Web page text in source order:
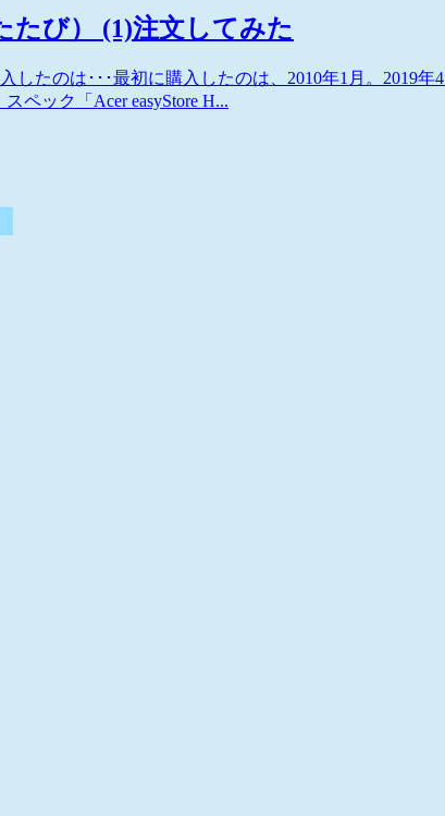
たび） (1)注文してみた
したのは･･･最初に購入したのは、2010年1月。2019年4
ペック「Acer easyStore H...